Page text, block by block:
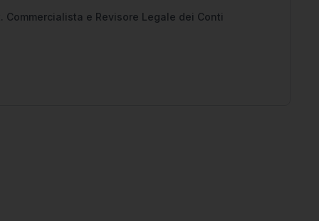
Commercialista e Revisore Legale dei Conti